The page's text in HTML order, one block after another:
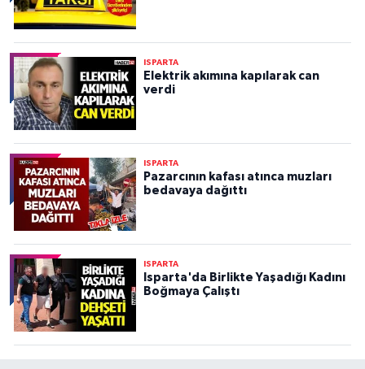
ISPARTA
Elektrik akımına kapılarak can
verdi
ISPARTA
Pazarcının kafası atınca muzları
bedavaya dağıttı
ISPARTA
Isparta'da Birlikte Yaşadığı Kadını
Boğmaya Çalıştı